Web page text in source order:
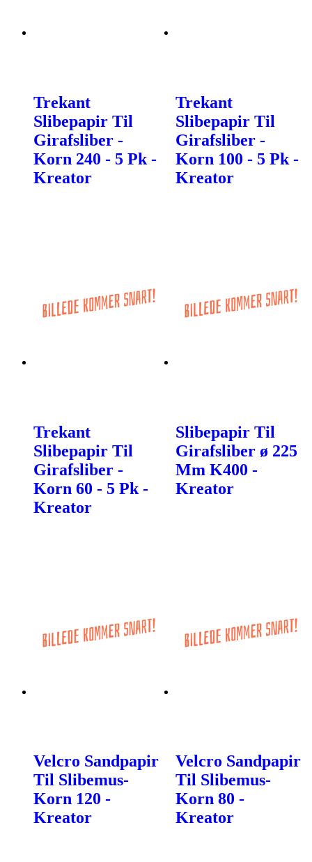
Trekant
Slibepapir Til
Girafsliber -
Korn 240 - 5 Pk -
Kreator
Trekant
Slibepapir Til
Girafsliber -
Korn 100 - 5 Pk -
Kreator
Trekant
Slibepapir Til
Girafsliber -
Korn 60 - 5 Pk -
Kreator
Slibepapir Til
Girafsliber ø 225
Mm K400 -
Kreator
Velcro Sandpapir
Til Slibemus-
Korn 120 -
Kreator
Velcro Sandpapir
Til Slibemus-
Korn 80 -
Kreator